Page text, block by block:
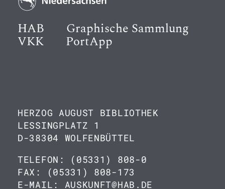
HAB Graphische Sammlung
VKK PortApp
HERZOG AUGUST BIBLIOTHEK
LESSINGPLATZ 1
D-38304 WOLFENBÜTTEL
TELEFON: (05331) 808-0
FAX: (05331) 808-173
E-MAIL: AUSKUNFT@HAB.DE